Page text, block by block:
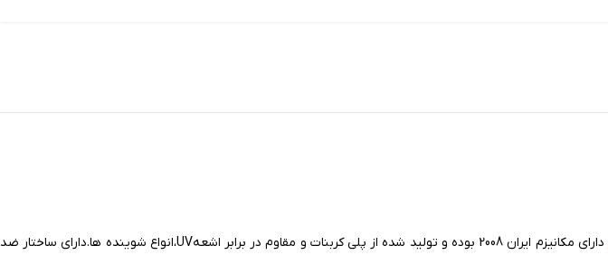
دارای مکانیزم ایران 2008 بوده و تولید شده از پلی کربنات و مقاوم در برابر اشعهUV،انواع شوینده ها.دارای ساختار ضد